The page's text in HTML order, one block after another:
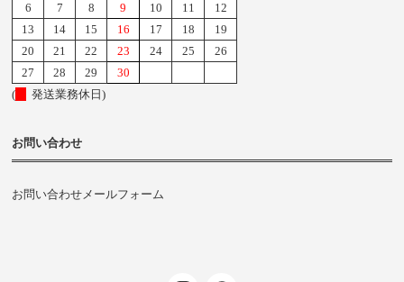
6
7 8 9 10 11
12
13
14 15 16 17 18
19
20
21 22 23 24 25
26
27
28 29
30
(
発送業務休日)
お問い合わせ
お問い合わせメールフォーム